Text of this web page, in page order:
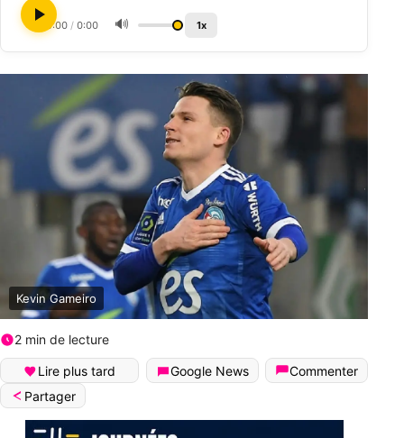
0:00 / 0:00 🔊 1x
Kevin Gameiro
2 min de lecture
Lire plus tard Google News
Commenter
Partager